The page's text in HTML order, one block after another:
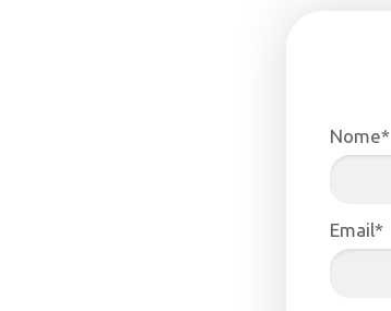
Nome*
Email*